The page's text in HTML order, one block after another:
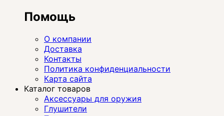
Помощь
О компании
Доставка
Контакты
Политика конфиденциальности
Карта сайта
Каталог товаров
Аксессуары для оружия
Глушители